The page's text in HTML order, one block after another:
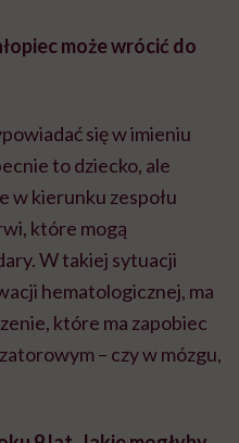
może wrócić do
się w imieniu
to dziecko, ale
w kierunku zespołu
które mogą
W takiej sytuacji
hematologicznej, ma
które ma zapobiec
– czy w mózgu,